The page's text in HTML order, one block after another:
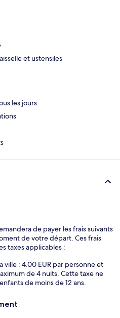
et ustensiles
les jours
de payer les frais suivants
de votre départ. Ces frais
taxes applicables :
ville : 4.00 EUR par personne et
de 4 nuits. Cette taxe ne
de moins de 12 ans.